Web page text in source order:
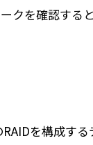
クを確認する
RAIDを構成す